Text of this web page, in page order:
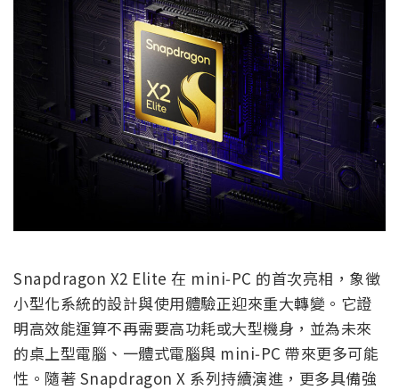
Snapdragon X2 Elite 在 mini‑PC 的首次亮相，象徵
小型化系統的設計與使用體驗正迎來重大轉變。它證
明高效能運算不再需要高功耗或大型機身，並為未來
的桌上型電腦、一體式電腦與 mini‑PC 帶來更多可能
性。隨著 Snapdragon X 系列持續演進，更多具備強